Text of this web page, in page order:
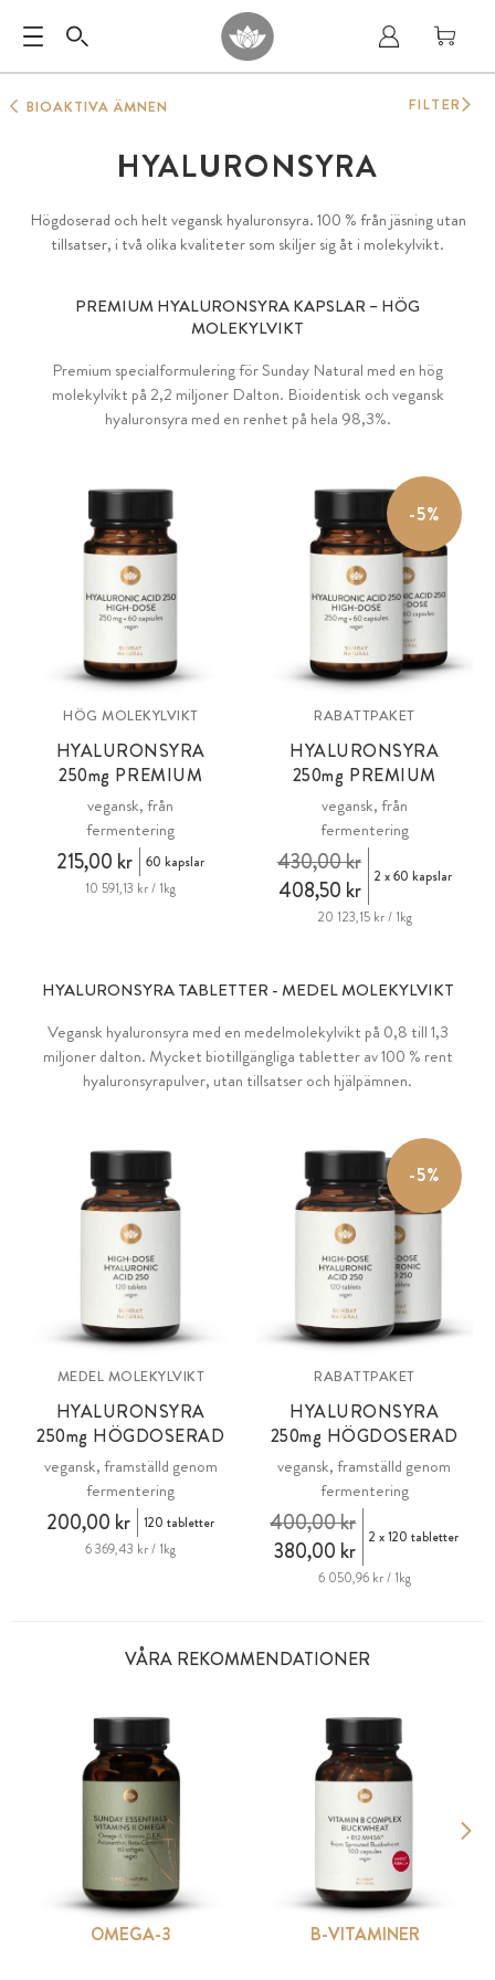
BIOAKTIVA ÄMNEN
HYALURONSYRA
Högdoserad och helt vegansk hyaluronsyra. 100 % från jäsning utan
tillsatser, i två olika kvaliteter som skiljer sig åt i molekylvikt.
PREMIUM HYALURONSYRA KAPSLAR – HÖG
MOLEKYLVIKT
Premium specialformulering för Sunday Natural med en hög
molekylvikt på 2,2 miljoner Dalton. Bioidentisk och vegansk
hyaluronsyra med en renhet på hela 98,3%.
HÖG MOLEKYLVIKT
HYALURONSYRA
250mg PREMIUM
vegansk, från
fermentering
215,00 kr
60 kapslar
10 591,13 kr / 1kg
-5%
RABATTPAKET
HYALURONSYRA
250mg PREMIUM
vegansk, från
fermentering
408,50 kr
430,00 kr 2 x 60 kapslar
20 123,15 kr / 1kg
HYALURONSYRA TABLETTER - MEDEL MOLEKYLVIKT
Vegansk hyaluronsyra med en medelmolekylvikt på 0,8 till 1,3
miljoner dalton. Mycket biotillgängliga tabletter av 100 % rent
hyaluronsyrapulver, utan tillsatser och hjälpämnen.
MEDEL MOLEKYLVIKT
HYALURONSYRA
250mg HÖGDOSERAD
vegansk, framställd genom
fermentering
200,00 kr
120 tabletter
6 369,43 kr / 1kg
-5%
RABATTPAKET
HYALURONSYRA
250mg HÖGDOSERAD
vegansk, framställd genom
fermentering
380,00 kr
400,00 kr 2 x 120 tabletter
6 050,96 kr / 1kg
VÅRA REKOMMENDATIONER
OMEGA-3 B-VITAMINER
FILTER